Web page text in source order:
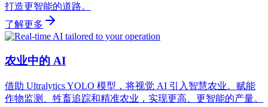
打造更智能的道路。
了解更多
农业中的 AI
借助 Ultralytics YOLO 模型，将视觉 AI 引入智慧农业。赋能
作物监测、牲畜追踪和精准农业，实现更高、更智能的产量。